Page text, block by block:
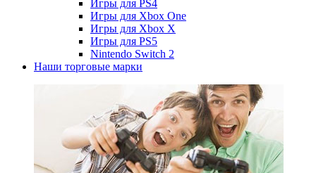
Игры для PS4
Игры для Xbox One
Игры для Xbox X
Игры для PS5
Nintendo Switch 2
Наши торговые марки